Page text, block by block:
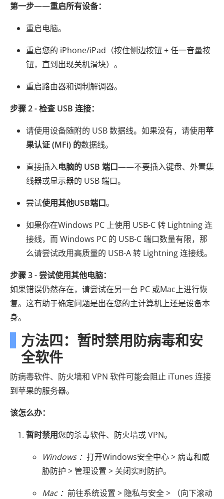
第一步——重启所有设备：
重启电脑。
重启您的 iPhone/iPad（按住侧边按钮 + 任一音量按
钮，直到出现关机滑块）。
重启路由器和调制解调器。
步骤 2 - 检查 USB 连接：
请使用设备随附的 USB 数据线。如果没有，请使用苹
果认证 (MFi) 的数据线。
直接插入电脑的 USB 端口——不要插入键盘、外置集
线器或显示器的 USB 端口。
尝试使用其他USB端口。
如果你在Windows PC 上使用 USB-C 转 Lightning 连
接线，而 Windows PC 的 USB-C 端口数量有限，那
么请尝试改用高质量的 USB-A 转 Lightning 连接线。
步骤 3 - 尝试使用其他电脑：
如果错误仍然存​​在，请尝试在另一台 PC 或Mac上进行恢
复。这有助于确定问题是出在您的主计算机上还是设备本
身。
方法四：暂时禁用防病毒和安
全软件
防病毒软件、防火墙和 VPN 软件可能会阻止 iTunes 连接
到苹果的服务器。
该怎么办：
暂时禁用您的杀毒软件、防火墙或 VPN。
Windows ： 打开Windows安全中心 > 病毒和威
胁防护 > 管理设置 > 关闭实时防护。
Mac ： 前往系统设置 > 隐私与安全 > （向下滚动